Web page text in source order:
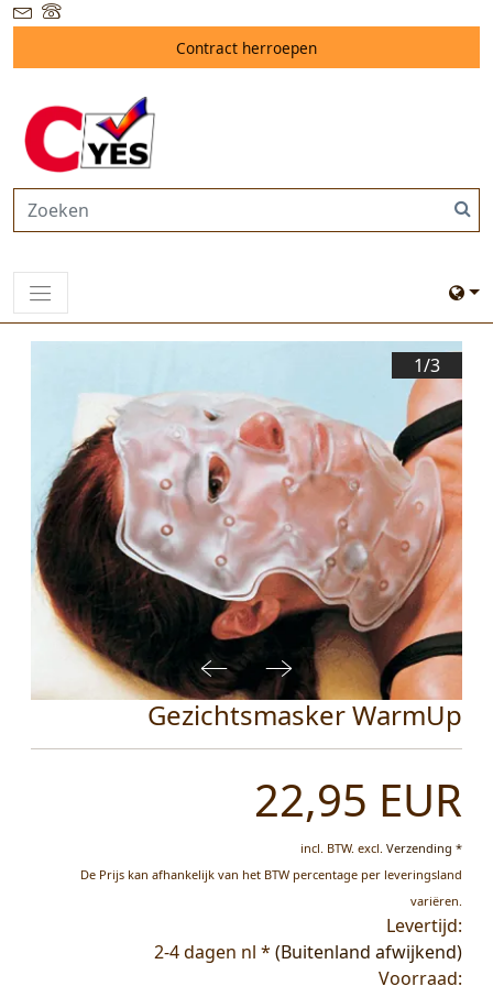
Contract herroepen
1/3
Gezichtsmasker WarmUp
22,95 EUR
incl. BTW. excl. Verzending *
De Prijs kan afhankelijk van het BTW percentage per leveringsland
variëren.
Levertijd:
2-4 dagen nl * (Buitenland afwijkend)
Voorraad: